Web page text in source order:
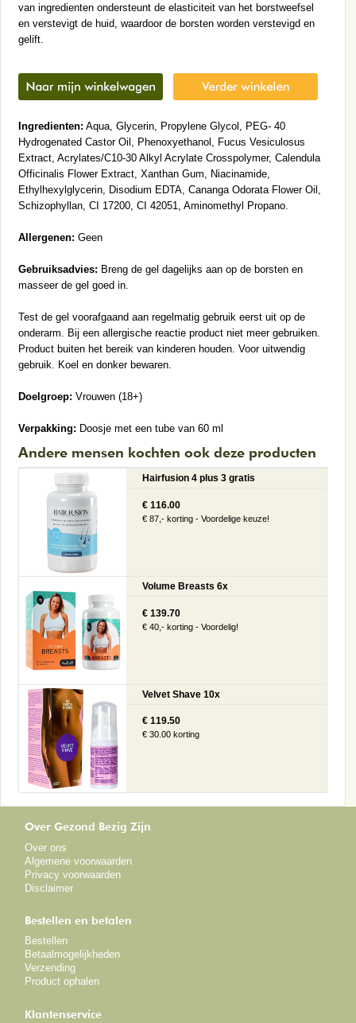
van ingredienten ondersteunt de elasticiteit van het borstweefsel
en verstevigt de huid, waardoor de borsten worden verstevigd en
gelift.
Ingredienten: Aqua, Glycerin, Propylene Glycol, PEG- 40
Hydrogenated Castor Oil, Phenoxyethanol, Fucus Vesiculosus
Extract, Acrylates/C10-30 Alkyl Acrylate Crosspolymer, Calendula
Officinalis Flower Extract, Xanthan Gum, Niacinamide,
Ethylhexylglycerin, Disodium EDTA, Cananga Odorata Flower Oil,
Schizophyllan, CI 17200, CI 42051, Aminomethyl Propano.
Allergenen: Geen
Gebruiksadvies: Breng de gel dagelijks aan op de borsten en
masseer de gel goed in.
Test de gel voorafgaand aan regelmatig gebruik eerst uit op de
onderarm. Bij een allergische reactie product niet meer gebruiken.
Product buiten het bereik van kinderen houden. Voor uitwendig
gebruik. Koel en donker bewaren.
Doelgroep: Vrouwen (18+)
Verpakking: Doosje met een tube van 60 ml
Andere mensen kochten ook deze producten
Hairfusion 4 plus 3 gratis
€ 116.00
€ 87,- korting - Voordelige keuze!
Volume Breasts 6x
€ 139.70
€ 40,- korting - Voordelig!
Velvet Shave 10x
€ 119.50
€ 30.00 korting
Over Gezond Bezig Zijn
Over ons
Algemene voorwaarden
Privacy voorwaarden
Disclaimer
Bestellen en betalen
Bestellen
Betaalmogelijkheden
Verzending
Product ophalen
Klantenservice